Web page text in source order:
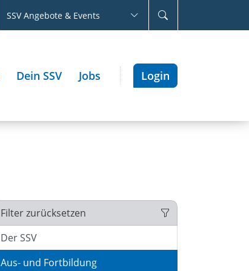
SSV Angebote & Events
Dein SSV Jobs Login
Filter zurücksetzen
Der SSV
Aus- und Fortbildung